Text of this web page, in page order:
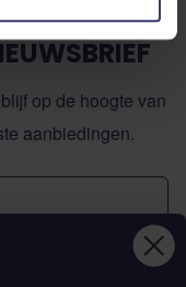
op de hoogte van
aanbiedingen.